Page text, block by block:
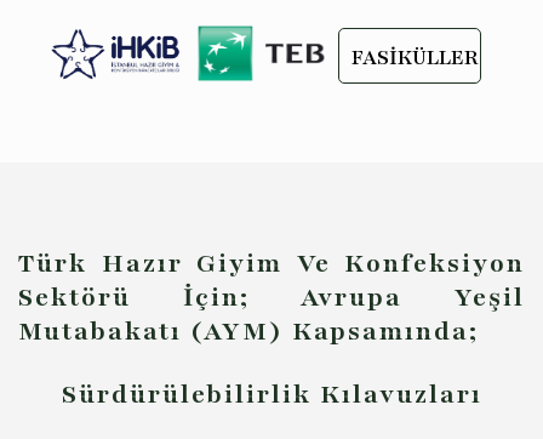
FASİKÜLLER
Türk Hazır Giyim Ve Konfeksiyon
Sektörü İçin; Avrupa Yeşil
Mutabakatı (AYM) Kapsamında;
Sürdürülebilirlik Kılavuzları